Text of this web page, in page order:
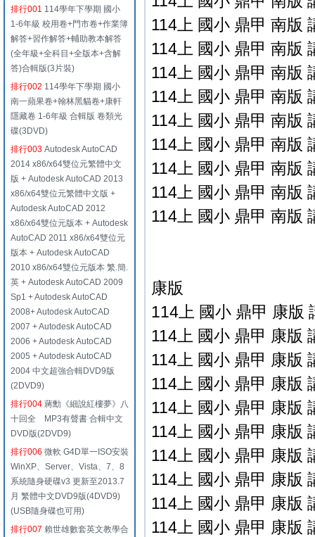
排行001 114學年下學期 國小
1-6年級 校用卷+門市卷+作業簿
解答+習作解答+輔助教本解答
(全年級+全科目+全版本+含解
答)合輯版(3片裝)
排行002 114學年下學期 國小
南一蘋果卷+翰林黑貓卷+康軒
隱藏卷 1-6年級 合輯版 卷類光
碟(3DVD)
排行003 Autodesk AutoCAD
2014 x86/x64雙位元繁體中文
版 + Autodesk AutoCAD 2013
x86/x64雙位元繁體中文版 +
Autodesk AutoCAD 2012
x86/x64雙位元版本 + Autodesk
AutoCAD 2011 x86/x64雙位元
版本 + Autodesk AutoCAD
2010 x86/x64雙位元版本 繁.簡.
英 + Autodesk AutoCAD 2009
Sp1 + Autodesk AutoCAD
2008+ Autodesk AutoCAD
2007 + Autodesk AutoCAD
2006 + Autodesk AutoCAD
2005 + Autodesk AutoCAD
2004 中文超強合輯DVD9版
(2DVD9)
排行004 蔣勳《細說紅樓夢》八
十回全 MP3有聲書 合輯中文
DVD版(2DVD9)
排行006 微軟 G4D單一ISO安裝
WinXP、Server、Vista、7、8
系統隨身硬碟v3 更新至2013.7
月 繁體中文DVD9版(4DVD9)
(USB隨身碟也可用)
排行007 賴世雄數套英文教學合
114上 國小 鼎甲 南版
114上 國小 鼎甲 南版
114上 國小 鼎甲 南版
114上 國小 鼎甲 南版
114上 國小 鼎甲 南版
114上 國小 鼎甲 南版
114上 國小 鼎甲 南版
114上 國小 鼎甲 南版
114上 國小 鼎甲 南版
康版
114上 國小 鼎甲 康版
114上 國小 鼎甲 康版
114上 國小 鼎甲 康版
114上 國小 鼎甲 康版
114上 國小 鼎甲 康版
114上 國小 鼎甲 康版
114上 國小 鼎甲 康版
114上 國小 鼎甲 康版
114上 國小 鼎甲 康版
114上 國小 鼎甲 康版